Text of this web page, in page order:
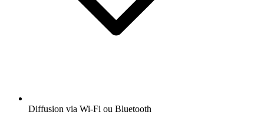
Diffusion via Wi-Fi ou Bluetooth